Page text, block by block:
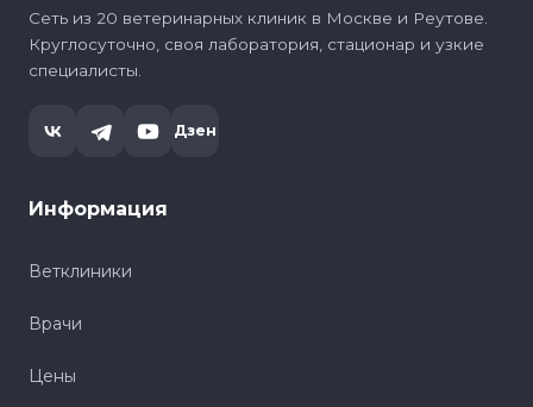
Сеть из 20 ветеринарных клиник в Москве и Реутове.
Круглосуточно, своя лаборатория, стационар и узкие
специалисты.
Дзен
Информация
Ветклиники
Врачи
Цены